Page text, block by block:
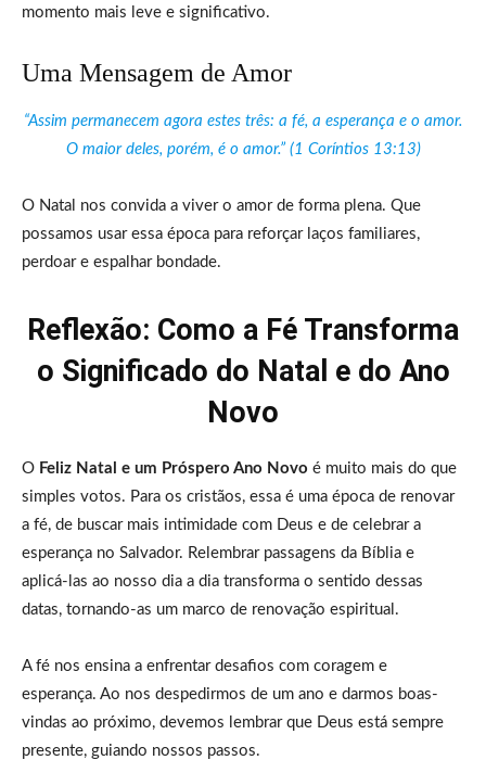
momento mais leve e significativo.
Uma Mensagem de Amor
“Assim permanecem agora estes três: a fé, a esperança e o amor.
O maior deles, porém, é o amor.” (1 Coríntios 13:13)
O Natal nos convida a viver o amor de forma plena. Que
possamos usar essa época para reforçar laços familiares,
perdoar e espalhar bondade.
Reflexão: Como a Fé Transforma
o Significado do Natal e do Ano
Novo
O Feliz Natal e um Próspero Ano Novo é muito mais do que
simples votos. Para os cristãos, essa é uma época de renovar
a fé, de buscar mais intimidade com Deus e de celebrar a
esperança no Salvador. Relembrar passagens da Bíblia e
aplicá-las ao nosso dia a dia transforma o sentido dessas
datas, tornando-as um marco de renovação espiritual.
A fé nos ensina a enfrentar desafios com coragem e
esperança. Ao nos despedirmos de um ano e darmos boas-
vindas ao próximo, devemos lembrar que Deus está sempre
presente, guiando nossos passos.